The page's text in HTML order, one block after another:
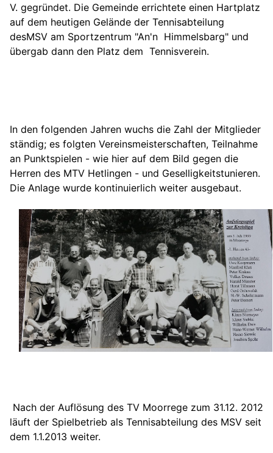
V. gegründet. Die Gemeinde errichtete einen Hartplatz
auf dem heutigen Gelände der Tennisabteilung
desMSV am Sportzentrum "An'n Himmelsbarg" und
übergab dann den Platz dem Tennisverein.
In den folgenden Jahren wuchs die Zahl der Mitglieder
ständig; es folgten Vereinsmeisterschaften, Teilnahme
an Punktspielen - wie hier auf dem Bild gegen die
Herren des MTV Hetlingen - und Geselligkeitstunieren.
Die Anlage wurde kontinuierlich weiter ausgebaut.
Nach der Auflösung des TV Moorrege zum 31.12. 2012
läuft der Spielbetrieb als Tennisabteilung des MSV seit
dem 1.1.2013 weiter.